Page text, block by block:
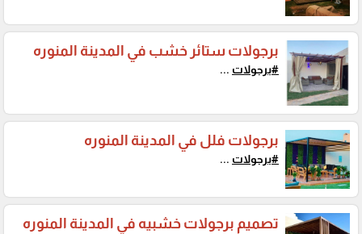
برجولات ستائر خشب في المدينة المنوره
#برجولات ...
برجولات فلل في المدينة المنوره
#برجولات ...
تصميم برجولات خشبيه في المدينة المنوره